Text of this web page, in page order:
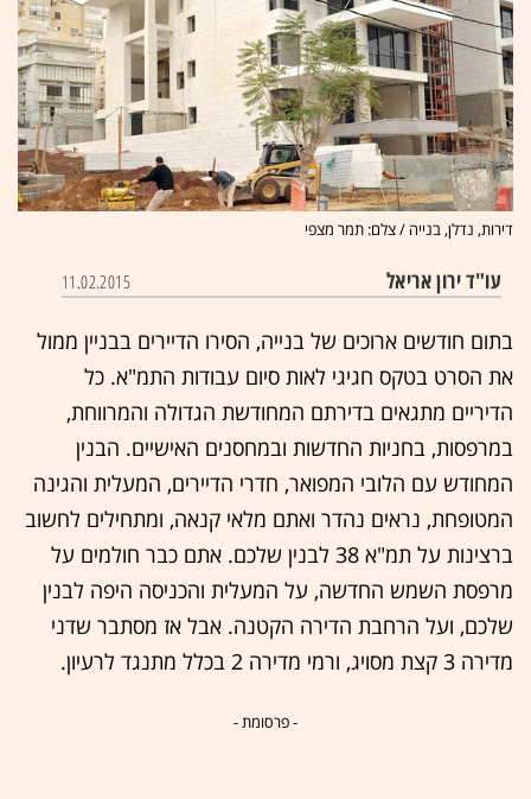
דירות, נדלן, בנייה / צלם: תמר מצפי
עו"ד ירון אריאל 11.02.2015
בתום חודשים ארוכים של בנייה, הסירו הדיירים בבניין ממול
את הסרט בטקס חגיגי לאות סיום עבודות התמ"א. כל
הדיריים מתגאים בדירתם המחודשת הגדולה והמרווחת,
במרפסות, בחניות החדשות ובמחסנים האישיים. הבנין
המחודש עם הלובי המפואר, חדרי הדיירים, המעלית והגינה
המטופחת, נראים נהדר ואתם מלאי קנאה, ומתחילים לחשוב
ברצינות על תמ"א 38 לבנין שלכם. אתם כבר חולמים על
מרפסת השמש החדשה, על המעלית והכניסה היפה לבנין
שלכם, ועל הרחבת הדירה הקטנה. אבל אז מסתבר שדני
מדירה 3 קצת מסויג, ורמי מדירה 2 בכלל מתנגד לרעיון.
- פרסומת -